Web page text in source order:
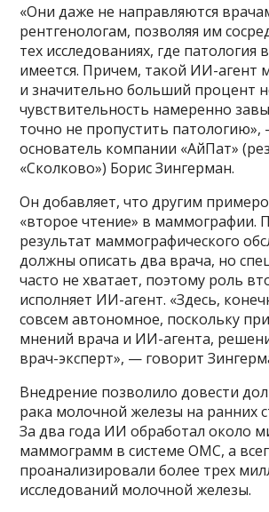
«Они даже не направляются
рентгенологам, позволяя им
тех исследованиях, где патология
имеется. Причем, такой ИИ-агент
и значительно больший процент
чувствительность намеренно
точно не пропустить патологию»,
основатель компании «АйПат»
«Сколково») Борис Зингерман.
Он добавляет, что другим
«второе чтение» в маммографии.
результат маммографического
должны описать два врача, но
часто не хватает, поэтому роль
исполняет ИИ-агент. «Здесь,
совсем автономное, поскольку
мнений врача и ИИ-агента,
врач-эксперт», — говорит
Внедрение позволило довести
рака молочной железы на ранних
За два года ИИ обработал около
маммограмм в системе ОМС, а
проанализировали более трех
исследований молочной железы.